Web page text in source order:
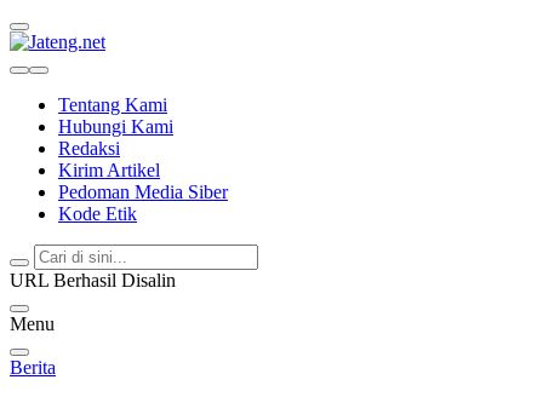
Tentang Kami
Hubungi Kami
Redaksi
Kirim Artikel
Pedoman Media Siber
Kode Etik
URL Berhasil Disalin
Menu
Berita